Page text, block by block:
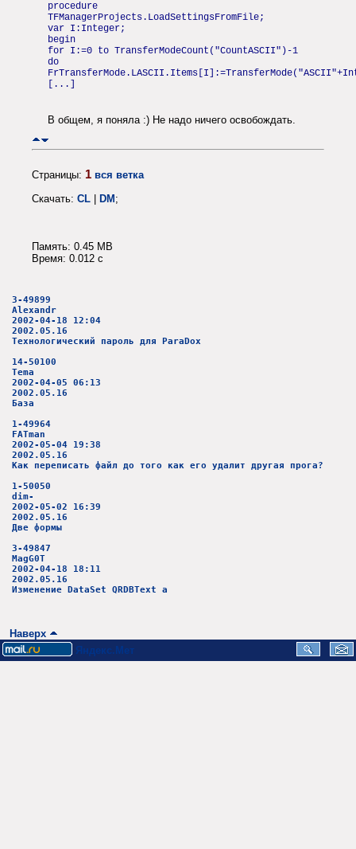
procedure
TFManagerProjects.LoadSettingsFromFile;
var I:Integer;
begin
for I:=0 to TransferModeCount("CountASCII")-1
do
[...]
В общем, я поняла :) Не надо ничего освобождать.
Страницы: 1 вся ветка
Скачать: CL | DM;
Память: 0.45 MB
Время: 0.012 c
3-49899
Alexandr
2002-04-18 12:04
2002.05.16
Технологический пароль для ParaDox
14-50100
Tema
2002-04-05 06:13
2002.05.16
База
1-49964
FATman
2002-05-04 19:38
2002.05.16
Как переписать файл до того как его удалит другая прога?
1-50050
dim-
2002-05-02 16:39
2002.05.16
Две формы
3-49847
MagG0T
2002-04-18 18:11
2002.05.16
Изменение DataSet QRDBText a
Наверх